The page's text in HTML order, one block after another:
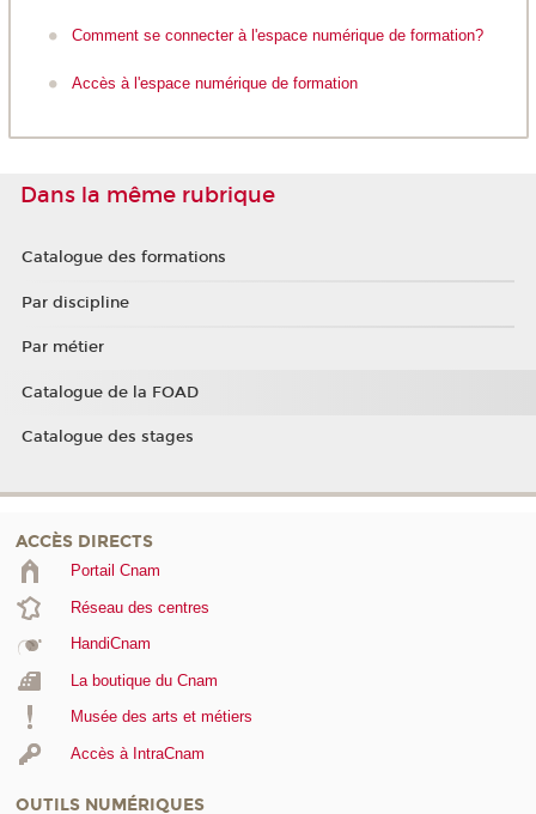
Comment se connecter à l'espace numérique de formation?
Accès à l'espace numérique de formation
Dans la même rubrique
Catalogue des formations
Par discipline
Par métier
Catalogue de la FOAD
Catalogue des stages
ACCÈS DIRECTS
Portail Cnam
Réseau des centres
HandiCnam
La boutique du Cnam
Musée des arts et métiers
Accès à IntraCnam
OUTILS NUMÉRIQUES